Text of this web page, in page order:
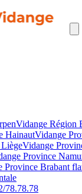
Vidange Région
HainautVidange
Vidange
Province
Province Brabant
78.78.78